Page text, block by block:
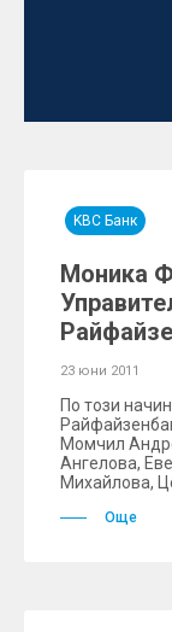
KBC Банк
Моника
23 юни 2011
По този
Момчил
Ангелова,
Михайлова,
Още